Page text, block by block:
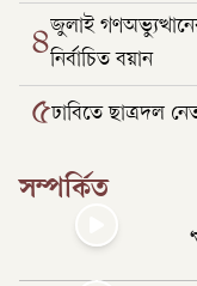
৪জুলাই
নির্বাচিত বয়ান
৫ঢাবিতে ছাত্রদল
সম্পর্কিত